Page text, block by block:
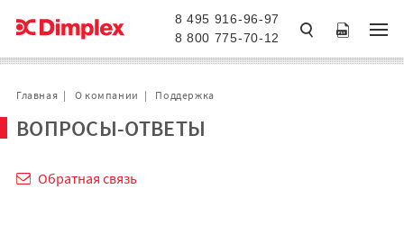
8 495 916-96-97
8 800 775-70-12
Главная О компании Поддержка
ВОПРОСЫ-ОТВЕТЫ
Обратная связь